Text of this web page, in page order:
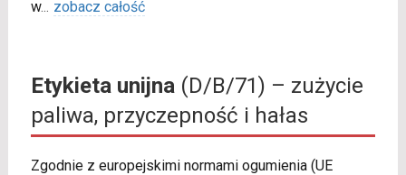
w... zobacz całość
Etykieta unijna(D/B/71) – zużycie
paliwa, przyczepność i hałas
Zgodnie z europejskimi normami ogumienia (UE